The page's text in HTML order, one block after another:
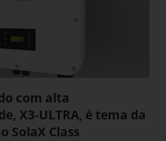
com alta
X3-ULTRA, é tema da
SolaX Class